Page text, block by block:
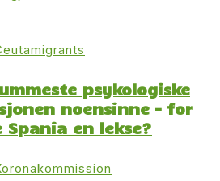
psykologiske
noensinne – for
en lekse?